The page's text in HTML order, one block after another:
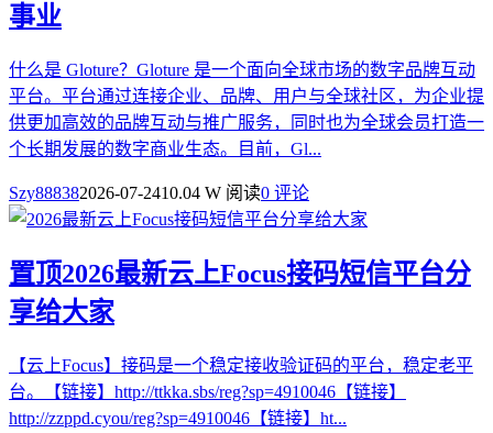
事业
什么是 Gloture？Gloture 是一个面向全球市场的数字品牌互动
平台。平台通过连接企业、品牌、用户与全球社区，为企业提
供更加高效的品牌互动与推广服务，同时也为全球会员打造一
个长期发展的数字商业生态。目前，Gl...
Szy888382026-07-2410.04 W 阅读0 评论
置顶2026最新云上Focus接码短信平台分
享给大家
【云上Focus】接码是一个稳定接收验证码的平台，稳定老平
台。【链接】http://ttkka.sbs/reg?sp=4910046【链接】
http://zzppd.cyou/reg?sp=4910046【链接】ht...